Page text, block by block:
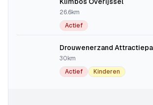
26.6km
Actief
Drouwenerzand
30km
Actief
Kinderen